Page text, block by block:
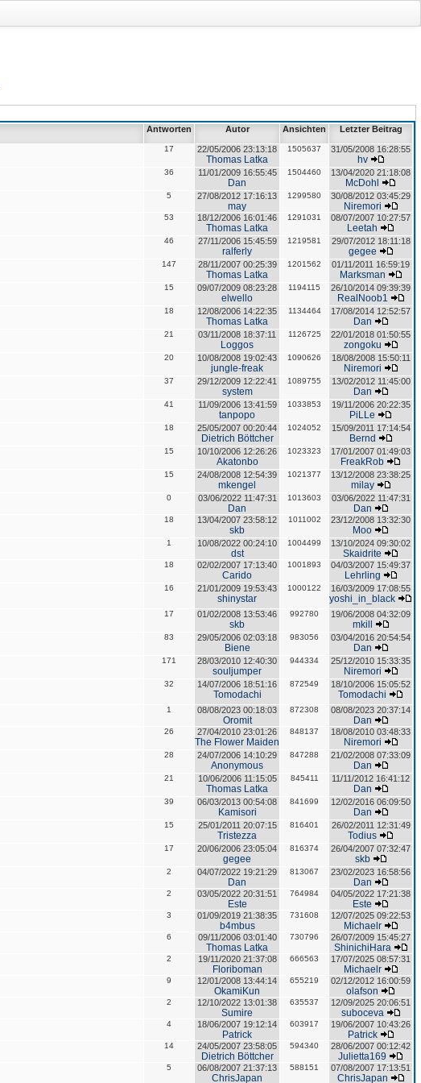
Antworten Autor Ansichten Letzter Beitrag
17 22/05/2006 23:13:18
Thomas Latka
1505637 31/05/2008 16:28:55
hv
36 11/01/2009 16:55:45
Dan
1504460 13/04/2020 21:18:08
McDohl
5 27/08/2012 17:16:13
may
1299580 30/08/2012 03:45:29
Niremori
53 18/12/2006 16:01:46
Thomas Latka
1291031 08/07/2007 10:27:57
Leetah
46 27/11/2006 15:45:59
ralferly
1219581 29/07/2012 18:11:18
gegee
147 28/11/2007 00:25:39
Thomas Latka
1201562 01/11/2011 16:59:19
Marksman
15 09/07/2009 08:23:28
elwello
1194115 26/10/2014 09:39:39
RealNoob1
18 12/08/2006 14:22:35
Thomas Latka
1134464 17/08/2014 12:52:57
Dan
21 03/11/2008 18:37:11
Loggos
1126725 22/01/2018 01:50:55
zongoku
20 10/08/2008 19:02:43
jungle-freak
1090626 18/08/2008 15:50:11
Niremori
37 29/12/2009 12:22:41
system
1089755 13/02/2012 11:45:00
Dan
41 11/09/2006 13:41:59
tanpopo
1033853 19/11/2006 20:22:35
PiLLe
18 25/05/2007 00:20:44
Dietrich Böttcher
1024052 15/09/2011 17:14:54
Bernd
15 10/10/2006 12:26:26
Akatonbo
1023323 17/01/2007 01:49:03
FreakRob
15 24/08/2008 12:54:39
mkengel
1021377 13/12/2008 23:38:25
milay
0 03/06/2022 11:47:31
Dan
1013603 03/06/2022 11:47:31
Dan
18 13/04/2007 23:58:12
skb
1011002 23/12/2008 13:32:30
Moo
1 10/08/2022 00:24:10
dst
1004499 13/10/2024 09:30:02
Skaidrite
18 02/02/2007 17:13:40
Carido
1001893 04/03/2007 15:49:37
Lehrling
16 21/01/2009 19:53:43
shinystar
1000122 16/03/2009 17:08:55
yoshi_in_black
17 01/02/2008 13:53:46
skb
992780 19/06/2008 04:32:09
mkill
83 29/05/2006 02:03:18
Biene
983056 03/04/2016 20:54:54
Dan
171 28/03/2010 12:40:30
souljumper
944334 25/12/2010 15:33:35
Niremori
32 14/07/2006 18:51:16
Tomodachi
872549 18/10/2006 15:05:52
Tomodachi
1 08/08/2023 00:18:03
Oromit
872308 08/08/2023 20:37:14
Dan
26 27/04/2010 23:01:26
The Flower Maiden
848137 18/08/2010 03:48:33
Niremori
28 24/07/2006 14:10:29
Anonymous
847288 21/02/2008 07:33:09
Dan
21 10/06/2006 11:15:05
Thomas Latka
845411 11/11/2012 16:41:12
Dan
39 06/03/2013 00:54:08
Kamisori
841699 12/02/2016 06:09:50
Dan
15 25/01/2011 20:07:15
Tristezza
816401 26/02/2011 12:31:49
Todius
17 20/06/2006 23:05:04
gegee
816374 26/04/2007 07:32:47
skb
2 04/07/2022 19:21:29
Dan
813067 23/02/2023 16:58:56
Dan
2 03/05/2022 20:31:51
Este
764984 04/05/2022 17:21:38
Este
3 01/09/2019 21:38:35
b4mbus
731608 12/07/2025 09:22:53
Michaelr
6 09/11/2006 03:01:40
Thomas Latka
730796 26/07/2009 15:45:27
ShinichiHara
2 19/11/2020 21:37:08
Floriboman
666563 17/07/2025 08:57:31
Michaelr
9 12/01/2008 13:44:14
OkamiKun
655219 02/12/2012 16:00:59
olafson
2 12/10/2022 13:01:38
Sumire
635537 12/09/2025 20:06:51
suboceva
4 18/06/2007 19:12:14
Patrick
603917 19/06/2007 10:43:26
Patrick
14 24/05/2007 23:58:05
Dietrich Böttcher
594340 28/06/2007 00:12:42
Julietta169
5 06/08/2007 21:37:13
ChrisJapan
588151 07/08/2007 17:13:51
ChrisJapan